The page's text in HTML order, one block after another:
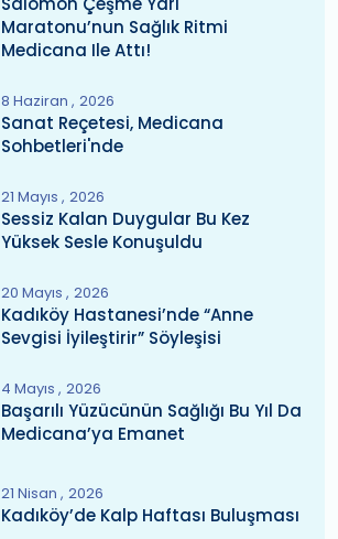
Maratonu’nun Sağlık Ritmi
Medicana Ile Attı!
8 Haziran 2026
Sanat Reçetesi, Medicana
Sohbetleri'nde
21 Mayıs 2026
Sessiz Kalan Duygular Bu Kez
Yüksek Sesle Konuşuldu
20 Mayıs 2026
Kadıköy Hastanesi’nde “Anne
Sevgisi İyileştirir” Söyleşisi
4 Mayıs 2026
Başarılı Yüzücünün Sağlığı Bu Yıl Da
Medicana’ya Emanet
21 Nisan 2026
Kadıköy’de Kalp Haftası Buluşması